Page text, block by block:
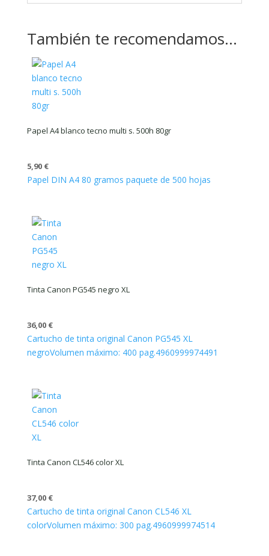
También te recomendamos…
Papel A4 blanco tecno multi s. 500h 80gr
5,90 €
Papel DIN A4 80 gramos paquete de 500 hojas
Tinta Canon PG545 negro XL
36,00 €
Cartucho de tinta original Canon PG545 XL
negroVolumen máximo: 400 pag.4960999974491
Tinta Canon CL546 color XL
37,00 €
Cartucho de tinta original Canon CL546 XL
colorVolumen máximo: 300 pag.4960999974514